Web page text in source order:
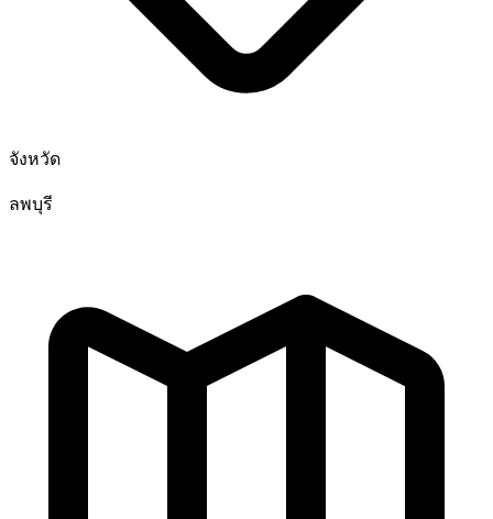
จังหวัด
ลพบุรี